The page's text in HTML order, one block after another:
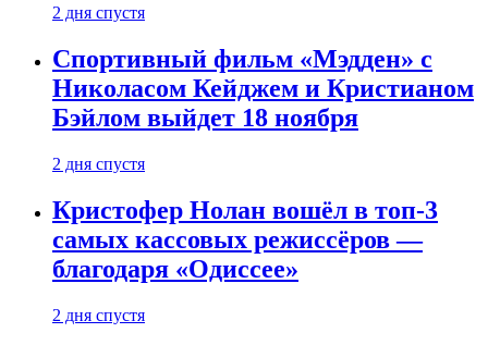
2 дня спустя
Спортивный фильм «Мэдден» с
Николасом Кейджем и Кристианом
Бэйлом выйдет 18 ноября
2 дня спустя
Кристофер Нолан вошёл в топ-3
самых кассовых режиссёров —
благодаря «Одиссее»
2 дня спустя